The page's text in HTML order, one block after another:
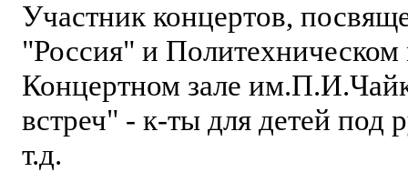
Участник концертов,
"Россия" и
Концертном зале
встреч" - к-ты для детей под
т.д.